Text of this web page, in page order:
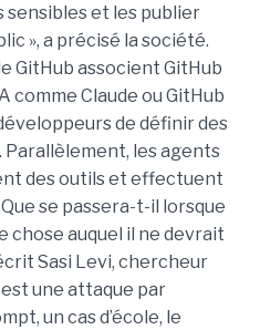
et les publier
», a précisé la société.
GitHub associent GitHub
comme Claude ou GitHub
de définir des
les agents
des outils et effectuent
se passera-t-il lorsque
chose auquel il ne devrait
Sasi Levi, chercheur
une attaque par
un cas d’école, le